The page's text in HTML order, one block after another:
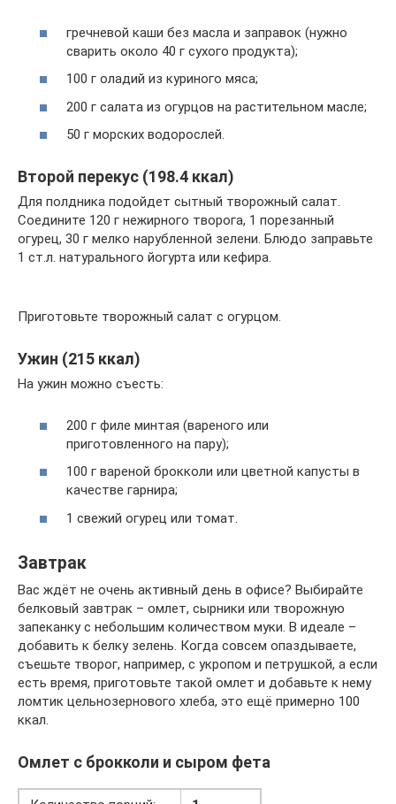
гречневой каши без масла и заправок (нужно
сварить около 40 г сухого продукта);
100 г оладий из куриного мяса;
200 г салата из огурцов на растительном масле;
50 г морских водорослей.
Второй перекус (198.4 ккал)
Для полдника подойдет сытный творожный салат.
Соедините 120 г нежирного творога, 1 порезанный
огурец, 30 г мелко нарубленной зелени. Блюдо заправьте
1 ст.л. натурального йогурта или кефира.
Приготовьте творожный салат с огурцом.
Ужин (215 ккал)
На ужин можно съесть:
200 г филе минтая (вареного или
приготовленного на пару);
100 г вареной брокколи или цветной капусты в
качестве гарнира;
1 свежий огурец или томат.
Завтрак
Вас ждёт не очень активный день в офисе? Выбирайте
белковый завтрак – омлет, сырники или творожную
запеканку с небольшим количеством муки. В идеале –
добавить к белку зелень. Когда совсем опаздываете,
съешьте творог, например, с укропом и петрушкой, а если
есть время, приготовьте такой омлет и добавьте к нему
ломтик цельнозернового хлеба, это ещё примерно 100
ккал.
Омлет с брокколи и сыром фета